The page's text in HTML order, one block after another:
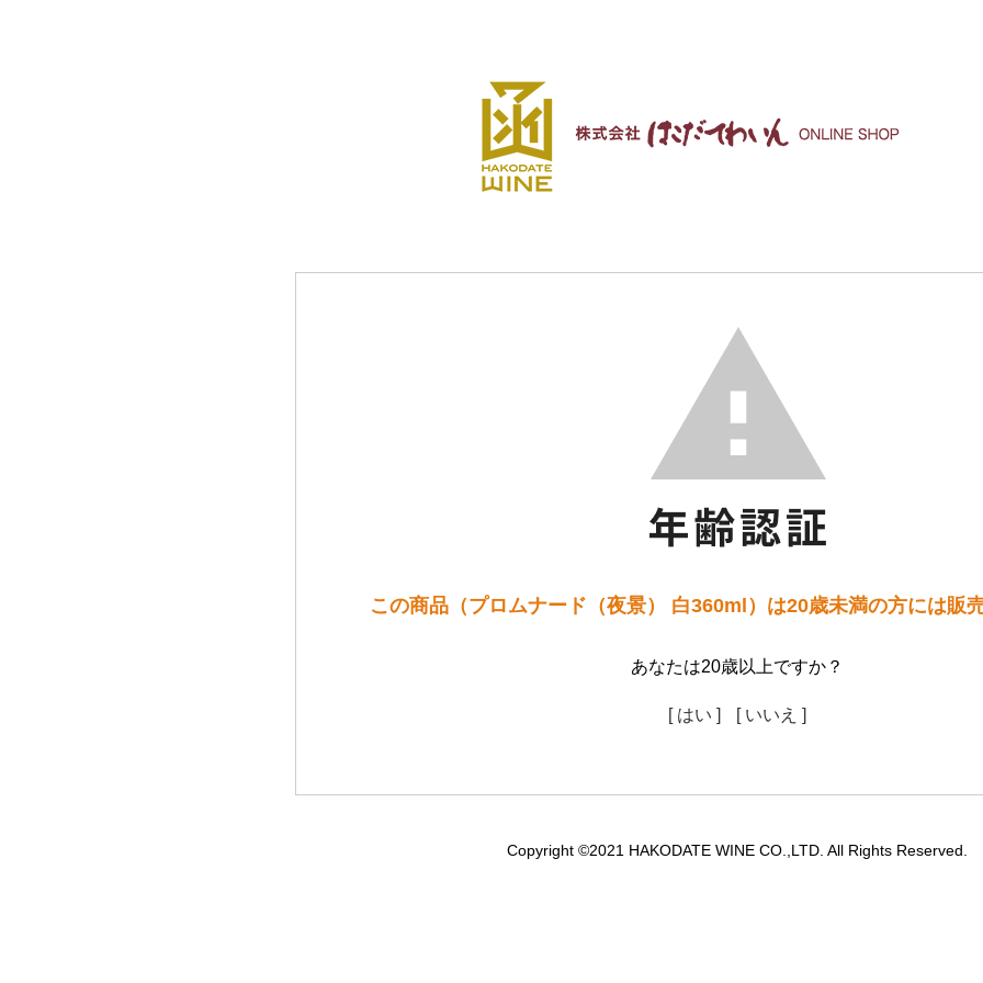
この商品（プロムナード（夜景） 白360ml）は20歳未満の方には販
あなたは20歳以上ですか？
[ はい ] [ いいえ ]
Copyright ©2021 HAKODATE WINE CO.,LTD. All Rights Reserved.